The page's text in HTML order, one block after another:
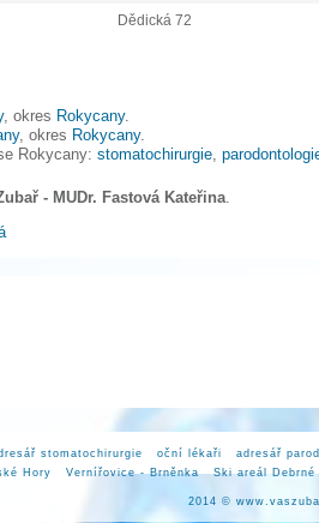
Dědická 72
, okres Rokycany.
, okres Rokycany.
Rokycany: stomatochirurgie,
- MUDr. Fastová Kateřina.
stomatochirurgie oční lékaři
adresář
Hory
Vernířovice - Brněnka Ski areál Debrné
2014 ©